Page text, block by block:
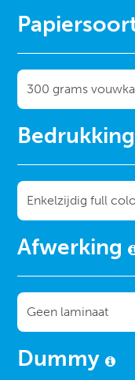
Afwerking
Dummy